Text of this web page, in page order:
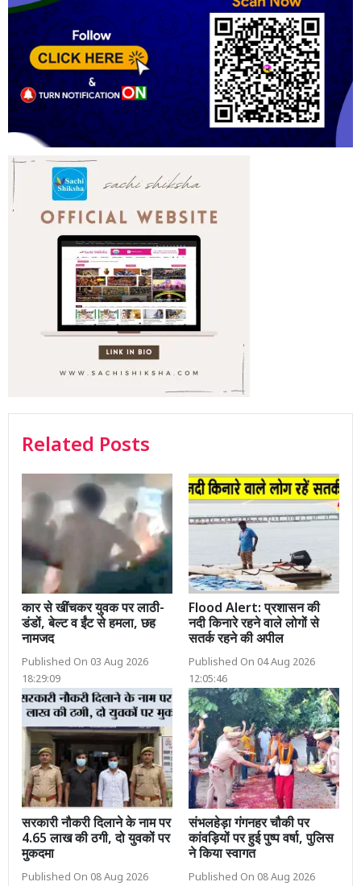
Related Posts
कार से खींचकर युवक पर लाठी-
डंडों, बेल्ट व ईंट से हमला, छह
नामजद
Published On 03 Aug 2026
18:29:09
Flood Alert: प्रशासन की
नदी किनारे रहने वाले लोगों से
सतर्क रहने की अपील
Published On 04 Aug 2026
12:05:46
सरकारी नौकरी दिलाने के नाम पर
4.65 लाख की ठगी, दो युवकों पर
मुकदमा
Published On 08 Aug 2026
संभलहेड़ा गंगनहर चौकी पर
कांवड़ियों पर हुई पुष्प वर्षा, पुलिस
ने किया स्वागत
Published On 08 Aug 2026